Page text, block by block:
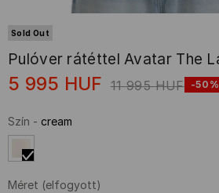
Sold Out
Pulóver rátéttel Avatar The
5 995 HUF 11 995 HUF -50%
Szín - cream
Méret (elfogyott)